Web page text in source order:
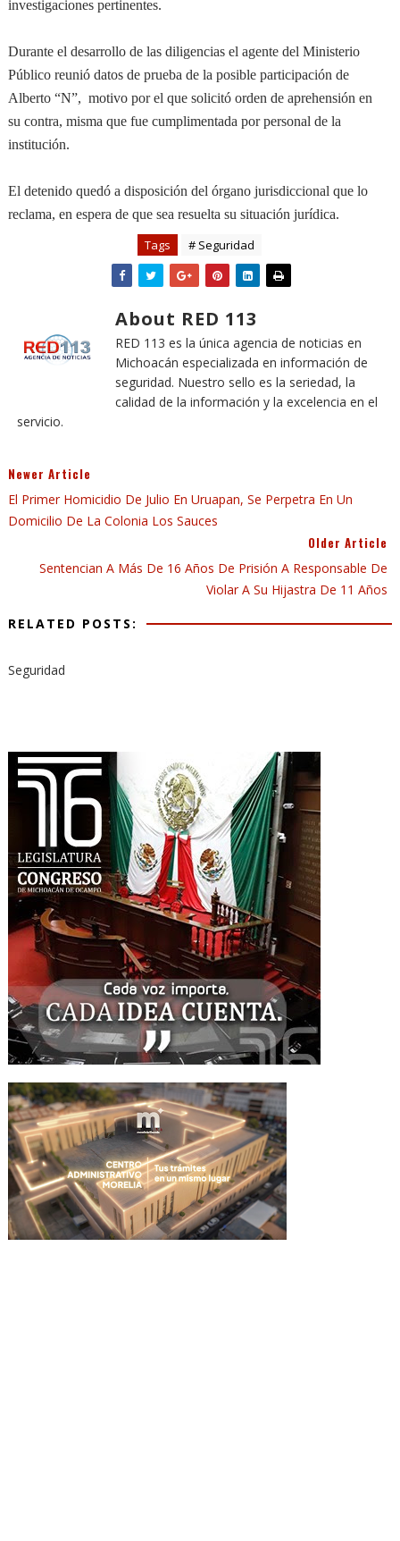
investigaciones pertinentes.
Durante el desarrollo de las diligencias el agente del Ministerio
Público reunió datos de prueba de la posible participación de
Alberto “N”, motivo por el que solicitó orden de aprehensión en
su contra, misma que fue cumplimentada por personal de la
institución.
El detenido quedó a disposición del órgano jurisdiccional que lo
reclama, en espera de que sea resuelta su situación jurídica.
Tags # Seguridad
About RED 113
RED 113 es la única agencia de noticias en
Michoacán especializada en información de
seguridad. Nuestro sello es la seriedad, la
calidad de la información y la excelencia en el
servicio.
Newer Article
El Primer Homicidio De Julio En Uruapan, Se Perpetra En Un
Domicilio De La Colonia Los Sauces
Older Article
Sentencian A Más De 16 Años De Prisión A Responsable De
Violar A Su Hijastra De 11 Años
RELATED POSTS:
Seguridad